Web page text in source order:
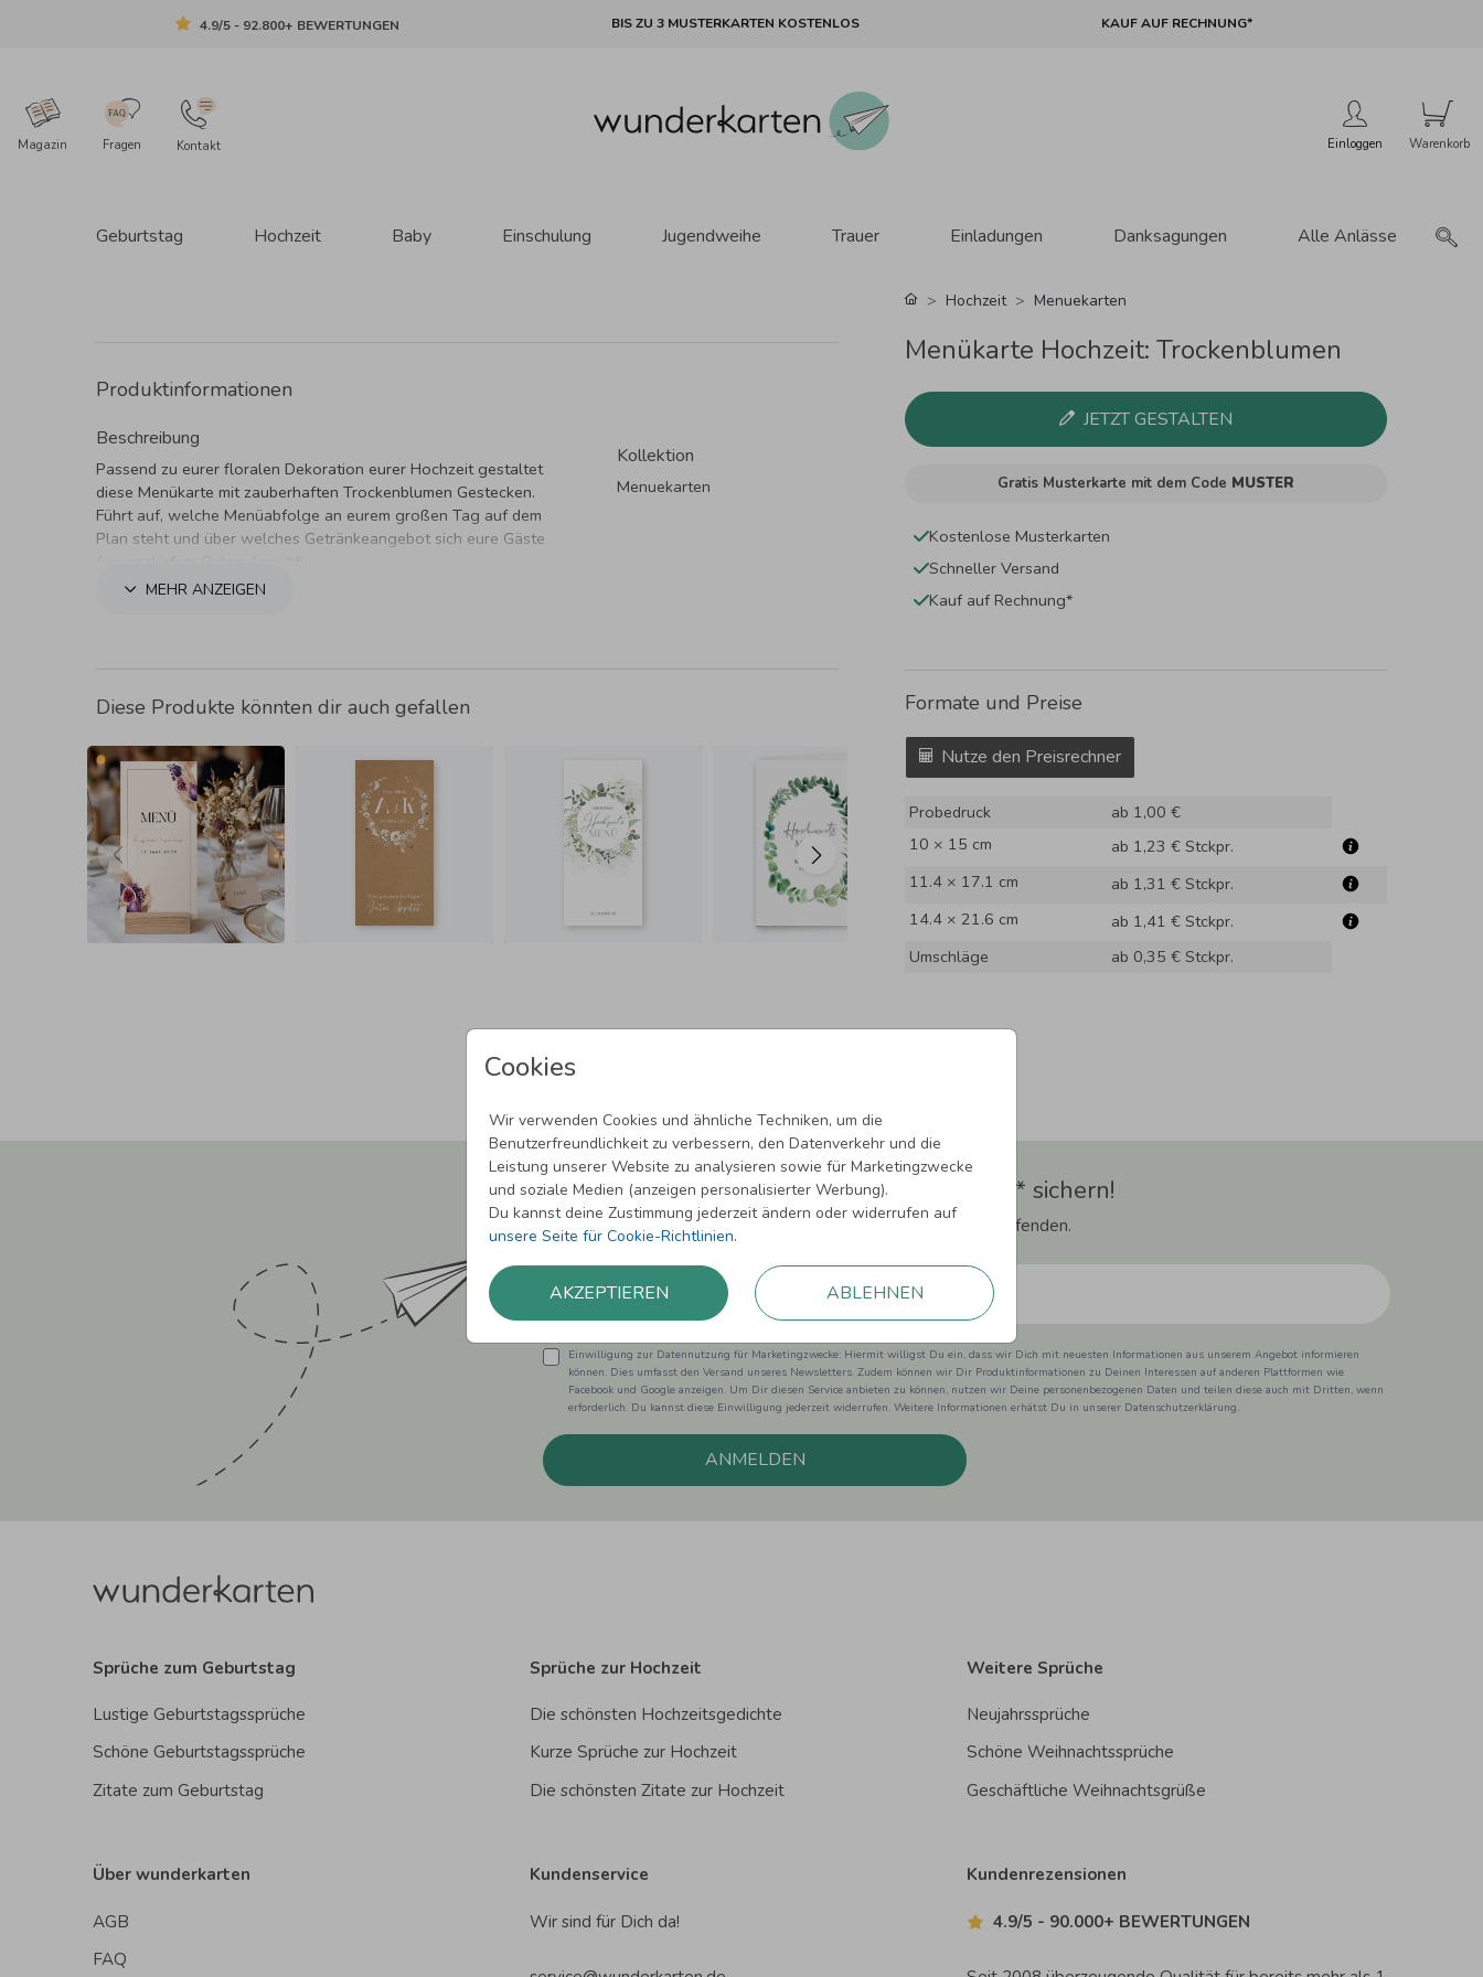
4.9/5 - 92.800+ BEWERTUNGEN BIS ZU 3 MUSTERKARTEN KOSTENLOS KAUF AUF RECHNUNG*
Magazin Fragen Kontakt Einloggen
Geburtstag Hochzeit Baby Einschulung Jugendweihe Trauer Einladungen Danksagungen Alle Anlässe
Cookies
Wir verwenden Cookies und ähnliche Techniken, um die
Benutzerfreundlichkeit zu verbessern, den Datenverkehr und die
Leistung unserer Website zu analysieren sowie für Marketingzwecke
und soziale Medien (anzeigen personalisierter Werbung).
Du kannst deine Zustimmung jederzeit ändern oder widerrufen auf
unsere Seite für Cookie-Richtlinien.
AKZEPTIEREN ABLEHNEN
Produktinformationen
Beschreibung
Passend zu eurer floralen Dekoration eurer Hochzeit gestaltet
diese Menükarte mit zauberhaften Trockenblumen Gestecken.
Führt auf, welche Menüabfolge an eurem großen Tag auf dem
Plan steht und über welches Getränkeangebot sich eure Gäste
MEHR ANZEIGEN
Kollektion
Menuekarten
Diese Produkte könnten dir auch gefallen
Hochzeit Menuekarten
Menükarte Hochzeit: Trockenblumen
JETZT GESTALTEN
Gratis Musterkarte mit dem Code MUSTER
Kostenlose Musterkarten
Schneller Versand
Kauf auf Rechnung*
Formate und Preise
Nutze den Preisrechner
Probedruck
ab 1,00 €
10 × 15 cm
ab 1,23 € Stckpr.
11.4 × 17.1 cm
ab 1,31 € Stckpr.
14.4 × 21.6 cm
ab 1,41 € Stckpr.
Umschläge
ab 0,35 € Stckpr.
Newsletter abonnieren und 5,00 € Rabatt** sichern!
Melde Dich zu unserem Newsletter an und bleibe auf dem Laufenden.
Einwilligung zur Datennutzung für Marketingzwecke: Hiermit willigst Du ein, dass wir Dich mit neuesten Informationen aus unserem Angebot informieren
können. Dies umfasst den Versand unseres Newsletters. Zudem können wir Dir Produktinformationen zu Deinen Interessen auf anderen Plattformen wie
Facebook und Google anzeigen. Um Dir diesen Service anbieten zu können, nutzen wir Deine personenbezogenen Daten und teilen diese auch mit Dritten, wenn
erforderlich. Du kannst diese Einwilligung jederzeit widerrufen. Weitere Informationen erhätst Du in unserer Datenschutzerklärung.
ANMELDEN
Sprüche zum Geburtstag
Lustige Geburtstagssprüche
Schöne Geburtstagssprüche
Zitate zum Geburtstag
Sprüche zur Hochzeit
Die schönsten Hochzeitsgedichte
Kurze Sprüche zur Hochzeit
Die schönsten Zitate zur Hochzeit
Weitere Sprüche
Neujahrssprüche
Schöne Weihnachtssprüche
Geschäftliche Weihnachtsgrüße
Über wunderkarten
AGB
FAQ
Kundenservice
Wir sind für Dich da!
Kundenrezensionen
4.9/5 - 90.000+ BEWERTUNGEN